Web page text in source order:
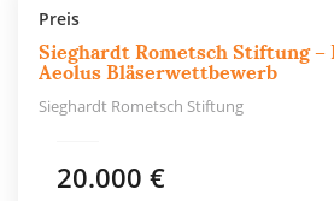
Preis
Sieghardt Rometsch Stiftung
Aeolus Bläserwettbewerb
Sieghardt Rometsch Stiftung
20.000 €